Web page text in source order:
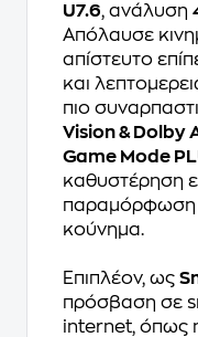
U7.6, ανάλυση
Απόλαυσε
απίστευτο
και
πιο
Vision & Dolby
Game Mode
καθυστέρηση
παραμόρφωση
κούνημα.
Επιπλέον, ως
πρόσβαση σε
internet, όπως